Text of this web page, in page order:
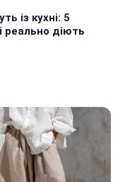
із кухні: 5
реально діють